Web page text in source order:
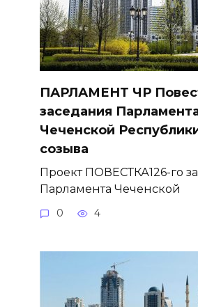
ПАРЛАМЕНТ ЧР
заседания
Чеченской
созыва
Проект ПОВЕСТКА126-го
Парламента Чеченской
0 4